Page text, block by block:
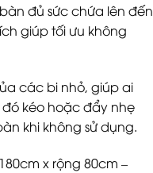
đủ sức chứa lên đến
giúp tối ưu không
các bi nhỏ, giúp ai
kéo hoặc đẩy nhẹ
khi không sử dụng.
x rộng 80cm –